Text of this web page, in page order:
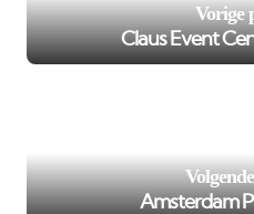
Vorige
Claus Event
Amsterdam